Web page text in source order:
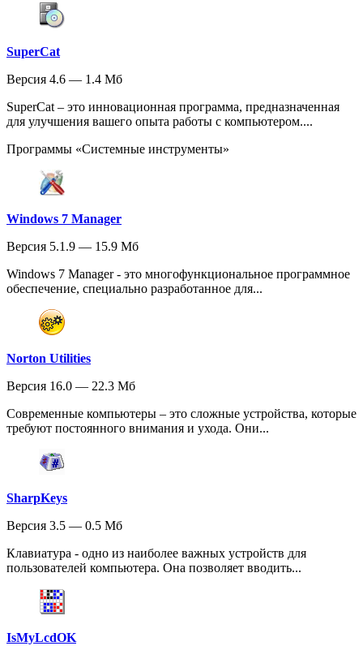
SuperCat
Версия 4.6 — 1.4 Мб
SuperCat – это инновационная программа, предназначенная
для улучшения вашего опыта работы с компьютером....
Программы «Системные инструменты»
Windows 7 Manager
Версия 5.1.9 — 15.9 Мб
Windows 7 Manager - это многофункциональное программное
обеспечение, специально разработанное для...
Norton Utilities
Версия 16.0 — 22.3 Мб
Современные компьютеры – это сложные устройства, которые
требуют постоянного внимания и ухода. Они...
SharpKeys
Версия 3.5 — 0.5 Мб
Клавиатура - одно из наиболее важных устройств для
пользователей компьютера. Она позволяет вводить...
IsMyLcdOK